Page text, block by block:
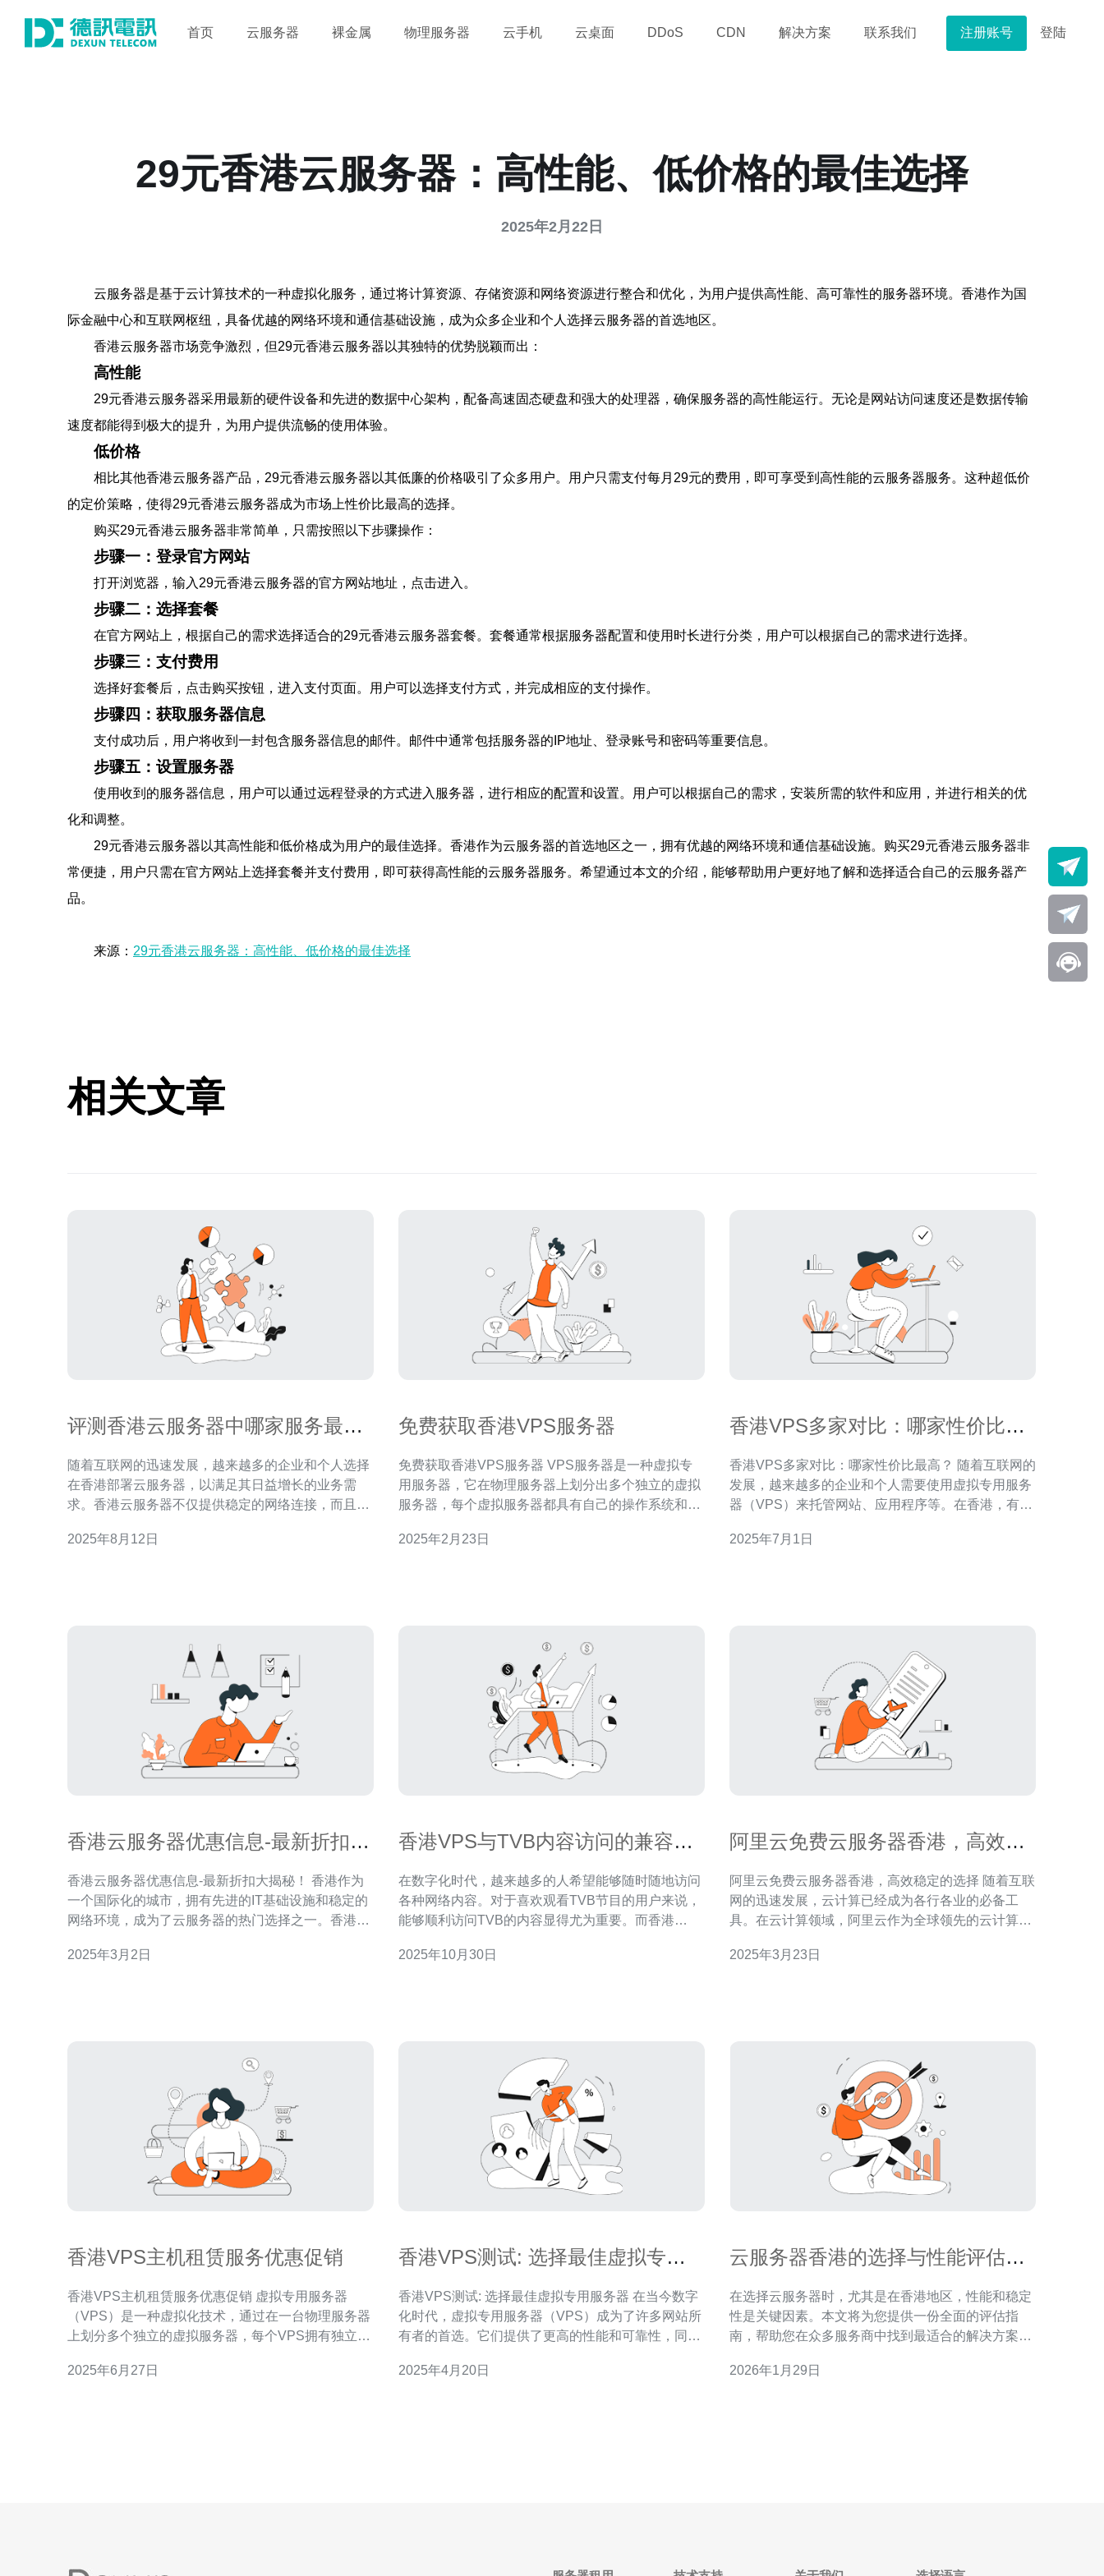
首页 云服务器 裸金属 物理服务器 云手机 云桌面 DDoS CDN 解决方案 联系我们 注册账号 登陆
29元香港云服务器：高性能、低价格的最佳选择
2025年2月22日
云服务器是基于云计算技术的一种虚拟化服务，通过将计算资源、存储资源和网络资源进行整合和优化，为用户提供高性能、高可靠性的服务器环境。香港作为国
际金融中心和互联网枢纽，具备优越的网络环境和通信基础设施，成为众多企业和个人选择云服务器的首选地区。
香港云服务器市场竞争激烈，但29元香港云服务器以其独特的优势脱颖而出：
高性能
29元香港云服务器采用最新的硬件设备和先进的数据中心架构，配备高速固态硬盘和强大的处理器，确保服务器的高性能运行。无论是网站访问速度还是数据传输
速度都能得到极大的提升，为用户提供流畅的使用体验。
低价格
相比其他香港云服务器产品，29元香港云服务器以其低廉的价格吸引了众多用户。用户只需支付每月29元的费用，即可享受到高性能的云服务器服务。这种超低价
的定价策略，使得29元香港云服务器成为市场上性价比最高的选择。
购买29元香港云服务器非常简单，只需按照以下步骤操作：
步骤一：登录官方网站
打开浏览器，输入29元香港云服务器的官方网站地址，点击进入。
步骤二：选择套餐
在官方网站上，根据自己的需求选择适合的29元香港云服务器套餐。套餐通常根据服务器配置和使用时长进行分类，用户可以根据自己的需求进行选择。
步骤三：支付费用
选择好套餐后，点击购买按钮，进入支付页面。用户可以选择支付方式，并完成相应的支付操作。
步骤四：获取服务器信息
支付成功后，用户将收到一封包含服务器信息的邮件。邮件中通常包括服务器的IP地址、登录账号和密码等重要信息。
步骤五：设置服务器
使用收到的服务器信息，用户可以通过远程登录的方式进入服务器，进行相应的配置和设置。用户可以根据自己的需求，安装所需的软件和应用，并进行相关的优
化和调整。
29元香港云服务器以其高性能和低价格成为用户的最佳选择。香港作为云服务器的首选地区之一，拥有优越的网络环境和通信基础设施。购买29元香港云服务器非
常便捷，用户只需在官方网站上选择套餐并支付费用，即可获得高性能的云服务器服务。希望通过本文的介绍，能够帮助用户更好地了解和选择适合自己的云服务器产
品。
来源： 29元香港云服务器：高性能、低价格的最佳选择
相关文章
评测香港云服务器中哪家服务最好
随着互联网的迅速发展，越来越多的企业和个人选择
在香港部署云服务器，以满足其日益增长的业务需
求。香港云服务器不仅提供稳定的网络连接，而且在
市场上提供云服务器的服务商琳琅满目，究竟哪家服
2025年8月12日
免费获取香港VPS服务器
免费获取香港VPS服务器 VPS服务器是一种虚拟专
用服务器，它在物理服务器上划分出多个独立的虚拟
服务器，每个虚拟服务器都具有自己的操作系统和资
安全性。 香港是亚洲地区最重要的商业和金融中心之
2025年2月23日
香港VPS多家对比：哪家性价比最
香港VPS多家对比：哪家性价比最高？ 随着互联网的
发展，越来越多的企业和个人需要使用虚拟专用服务
器（VPS）来托管网站、应用程序等。在香港，有许
文将对香港多家VPS服务进行对比，帮助读者找到性
2025年7月1日
香港云服务器优惠信息-最新折扣大
香港云服务器优惠信息-最新折扣大揭秘！ 香港作为
一个国际化的城市，拥有先进的IT基础设施和稳定的
网络环境，成为了云服务器的热门选择之一。香港云
的数据中心，保障了云服务器的稳定性和可靠性。 低
2025年3月2日
香港VPS与TVB内容访问的兼容性
在数字化时代，越来越多的人希望能够随时随地访问
各种网络内容。对于喜欢观看TVB节目的用户来说，
能够顺利访问TVB的内容显得尤为重要。而香港
案，成为了许多用户的首选。本文将详细探讨香港
2025年10月30日
阿里云免费云服务器香港，高效稳
阿里云免费云服务器香港，高效稳定的选择 随着互联
网的迅速发展，云计算已经成为各行各业的必备工
具。在云计算领域，阿里云作为全球领先的云计算服
器。而阿里云免费云服务器香港是其中一项备受关注
2025年3月23日
香港VPS主机租赁服务优惠促销
香港VPS主机租赁服务优惠促销 虚拟专用服务器
（VPS）是一种虚拟化技术，通过在一台物理服务器
上划分多个独立的虚拟服务器，每个VPS拥有独立的
为亚洲金融中心，拥有优越的网络环境和
2025年6月27日
香港VPS测试: 选择最佳虚拟专用
香港VPS测试: 选择最佳虚拟专用服务器 在当今数字
化时代，虚拟专用服务器（VPS）成为了许多网站所
有者的首选。它们提供了更高的性能和可靠性，同时
测试和选择的建议。 香港VPS是一种虚拟专用服务
2025年4月20日
云服务器香港的选择与性能评估指
在选择云服务器时，尤其是在香港地区，性能和稳定
性是关键因素。本文将为您提供一份全面的评估指
南，帮助您在众多服务商中找到最适合的解决方案。
支持和性价比方面均表现出色。 云服务器的基本概念
2026年1月29日